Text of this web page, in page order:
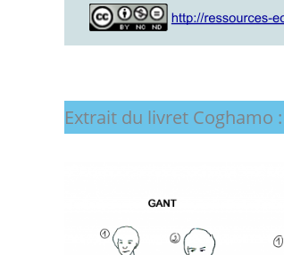
Extrait du livret Coghamo :